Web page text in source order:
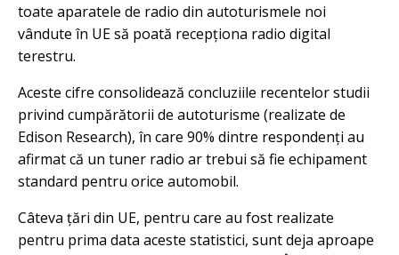
toate aparatele de radio din autoturismele noi
vândute în UE să poată recepționa radio digital
terestru.
Aceste cifre consolidează concluziile recentelor studii
privind cumpărătorii de autoturisme (realizate de
Edison Research), în care 90% dintre respondenți au
afirmat că un tuner radio ar trebui să fie echipament
standard pentru orice automobil.
Câteva țări din UE, pentru care au fost realizate
pentru prima data aceste statistici, sunt deja aproape